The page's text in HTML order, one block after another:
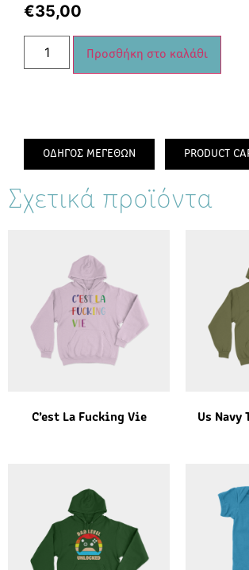
€35,00
Προσθήκη στο καλάθι
ΟΔΗΓΟΣ ΜΕΓΕΘΩΝ PRODUCT
Σχετικά προϊόντα
C’est La Fucking Vie Us Navy